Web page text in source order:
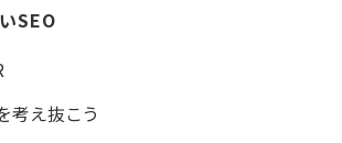
SEO
考え抜こう